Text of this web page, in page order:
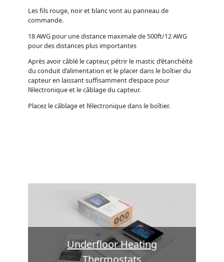
Les fils rouge, noir et blanc vont au panneau de
commande.
18 AWG pour une distance maximale de 500ft/12 AWG
pour des distances plus importantes
Après avoir câblé le capteur, pétrir le mastic d’étanchéité
du conduit d’alimentation et le placer dans le boîtier du
capteur en laissant suffisamment d’espace pour
l’électronique et le câblage du capteur.
Placez le câblage et l’électronique dans le boîtier.
Underfloor Heating
Thermostats